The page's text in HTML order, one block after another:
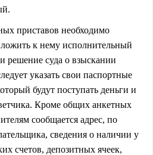
приставов необходимо
к нему исполнительный
решение суда о взыскании
указать свои паспортные
будут поступать деньги и
Кроме общих анкетных
сообщается адрес, по
сведения о наличии у
счетов, депозитных ячеек,